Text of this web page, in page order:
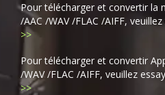
Pour télécharger et convertir la
/AAC /WAV /FLAC /AIFF,
>>
Pour télécharger et convertir
/WAV /FLAC /AIFF, veuillez
>>